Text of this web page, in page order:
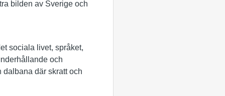
bilden av Sverige och
sociala livet, språket,
och
där skratt och